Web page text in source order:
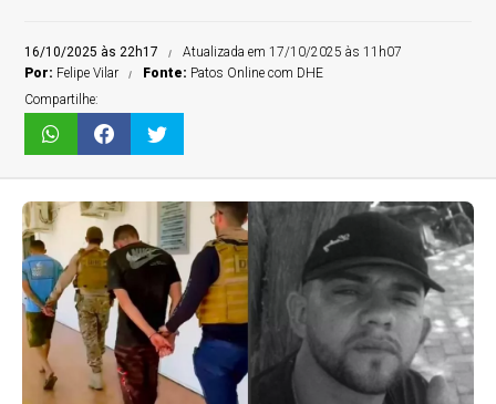
16/10/2025 às 22h17
Atualizada em 17/10/2025 às 11h07
Por: Felipe Vilar Fonte: Patos Online com DHE
Compartilhe: